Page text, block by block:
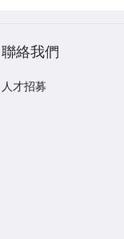
聯絡我們
人才招募